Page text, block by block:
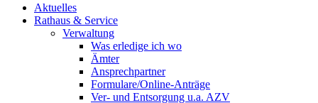
Aktuelles
Rathaus & Service
Verwaltung
Was erledige ich wo
Ämter
Ansprechpartner
Formulare/Online-Anträge
Ver- und Entsorgung u.a. AZV